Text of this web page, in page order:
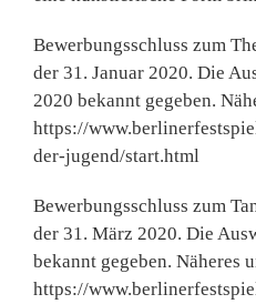
Bewerbungsschluss zum
der 31. Januar 2020. Die
2020 bekannt gegeben.
https://
der-jugend/start.html
Bewerbungsschluss zum
der 31. März 2020. Die
bekannt gegeben. Näheres
https://